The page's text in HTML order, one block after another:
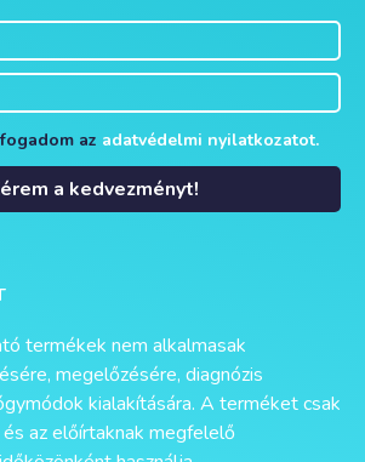
az adatvédelmi nyilatkozatot.
a kedvezményt!
termékek nem alkalmasak
megelőzésére, diagnózis
kialakítására. A terméket csak
az előírtaknak megfelelő